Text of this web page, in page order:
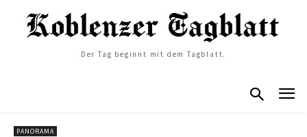
Der Tag beginnt mit dem Tagblatt.
PANORAMA